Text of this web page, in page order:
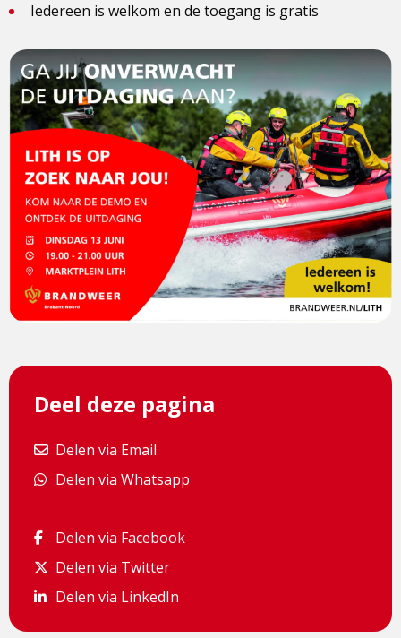
Iedereen is welkom en de toegang is gratis
Deel deze pagina
Delen via Email
Delen via Email
Delen via Whatsapp
Delen via Whatsapp
Delen via Facebook
Delen via Facebook
Delen via Twitter
Delen via Twitter
Delen via LinkedIn
Delen via LinkedIn